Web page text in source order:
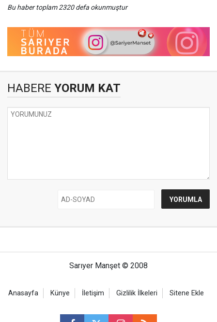
Bu haber toplam 2320 defa okunmuştur
HABERE YORUM KAT
Sarıyer Manşet © 2008
Anasayfa Künye İletişim Gizlilik İlkeleri Sitene Ekle